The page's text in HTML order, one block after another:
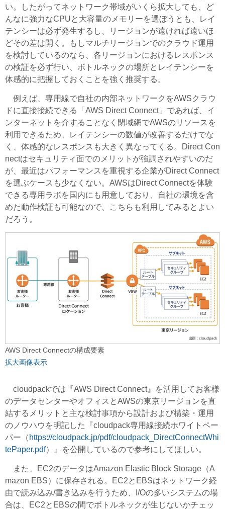
い。したがってネットワーク帯域がいくら拡大しても、ど
んなに強力なCPUと大容量のメモリーを選ぼうとも、レイ
テンシーは必ず発生するし、リージョンが遠ければ遠いほ
どその差は開く。もしマルチリージョンでのクラウド運用
を検討しているのなら、各リージョンにおけるレスポンス
の検証を必ず行い、ボトルネックの場所とレイテンシーを
体感的に把握しておくことを強く推奨する。
例えば、専用線で自社の内部ネットワークをAWSクラウ
ドに直接接続できる「AWS Direct Connect」であれば、イ
ンターネットを介することなく閉域網でAWSのリソースを
利用できるため、レイテンシーの数値が改善するだけでな
く、体感的なレスポンスも大きく異なってくる。Direct Con
nectはセキュリティ面でのメリットが強調されやすいのだ
が、最近はパフォーマンスを重視する企業がDirect Connect
を選ぶケースも少なくない。AWSはDirect Connectを体験
できる専用ラボを国内にも用意しており、自社の環境を含
めた動作検証も可能なので、こちらも利用してみるとよい
だろう。
AWS Direct Connectの構成要素
拡大画像表示
cloudpackでは『AWS Direct Connect』を活用してお客様
のデータセンターやオフィスとAWSの東京リージョンを直
結するメリットと主な検討事項から設計および構築・運用
のノウハウを明記した『cloudpack専用線接続ホワイトペー
パー（ https://cloudpack.jp/pdf/cloudpack_DirectConnectWhi
tePaper.pdf）』を公開しているので参考にしてほしい。
また、EC2のデータはAmazon Elastic Block Storage（A
mazon EBS）に保存される。EC2とEBSはネットワーク経
由で読み込み/書き込みを行うため、I/Oの多いシステムの場
合は、EC2とEBSの間でボトルネックが生じないかチェッ